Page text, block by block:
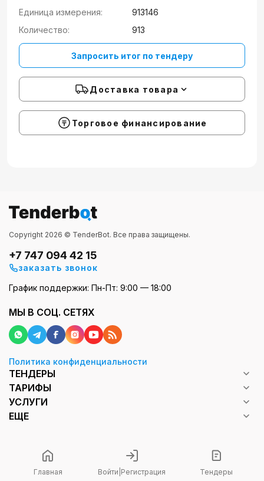
Главная Войти Регистрация Тендеры
Единица измерения:
913146
Количество:
913
Запросить итог по тендеру
Доставка товара
Торговое финансирование
Copyright 2026 © TenderBot. Все права защищены.
+7 747 094 42 15
заказать звонок
График поддержки: Пн-Пт: 9:00 — 18:00
МЫ В СОЦ. СЕТЯХ
Политика конфиденциальности
ТЕНДЕРЫ
ТАРИФЫ
УСЛУГИ
ЕЩЕ